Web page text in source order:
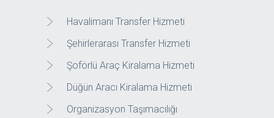
Havalimanı Transfer Hizmeti
Şehirlerarası Transfer Hizmeti
Şoförlü Araç Kiralama Hizmeti
Düğün Aracı Kiralama Hizmeti
Organizasyon Taşımacılığı